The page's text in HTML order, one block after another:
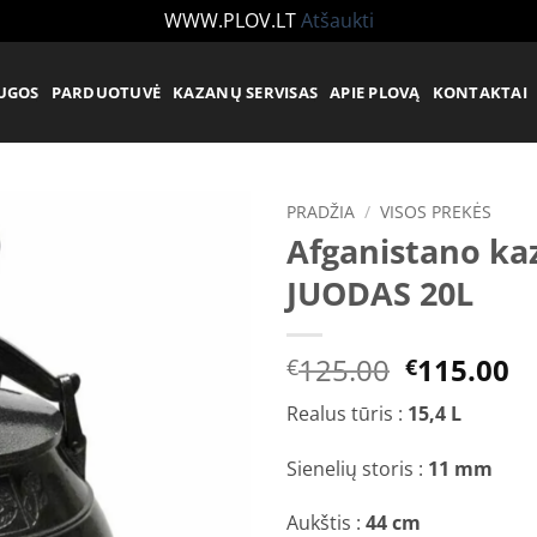
WWW.PLOV.LTAtšaukti
PARDUOTUVĖ KAZANŲ SERVISAS APIE PLOVĄ KONTAKTAI
PRADŽIA / VISOS PREKĖS
Afganistano
JUODAS 20L
€125.00 Original
price
was:
€125.00.
€115.00
Realus tūris : 15,4 L
Sienelių storis : 11 mm
Aukštis : 44 cm